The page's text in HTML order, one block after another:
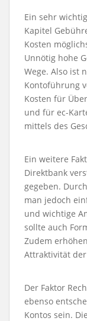
Ein sehr
Kapitel
Kosten
Unnötig hohe
Wege. Also ist
Kontoführung
Kosten für
und für ec-
mittels des
Ein weitere
Direktbank
gegeben.
man jedoch
und wichtige
sollte auch
Zudem
Attraktivität
Der Faktor
ebenso
Kontos sein.